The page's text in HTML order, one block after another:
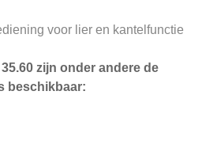
voor lier en kantelfunctie
zijn onder andere de
beschikbaar: